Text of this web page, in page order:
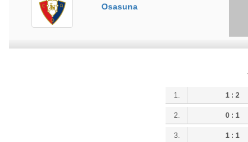
Osasuna
1. 1 : 2
2. 0 : 1
3. 1 : 1